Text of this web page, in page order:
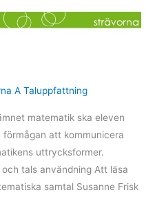
A Taluppfattning
matematik ska eleven
att kommunicera
uttrycksformer.
tals användning Att läsa
samtal Susanne Frisk